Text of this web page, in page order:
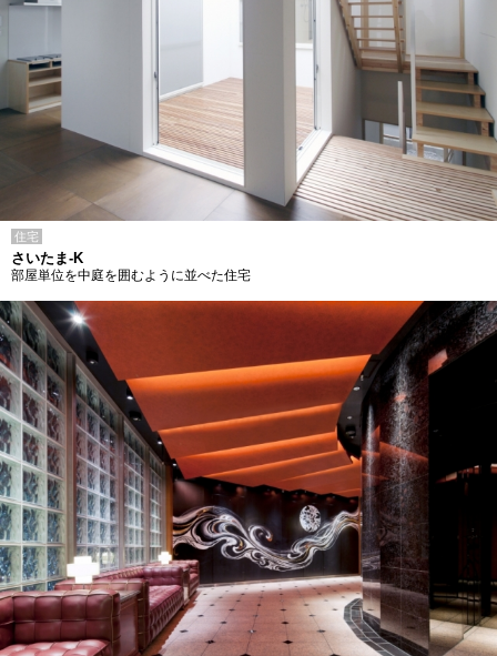
住宅
さいたま-K
部屋単位を中庭を囲むように並べた住宅